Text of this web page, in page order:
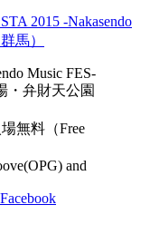
2015 -Nakasendo
馬）
Music FES-
・弁財天公園
場無料（Free
and